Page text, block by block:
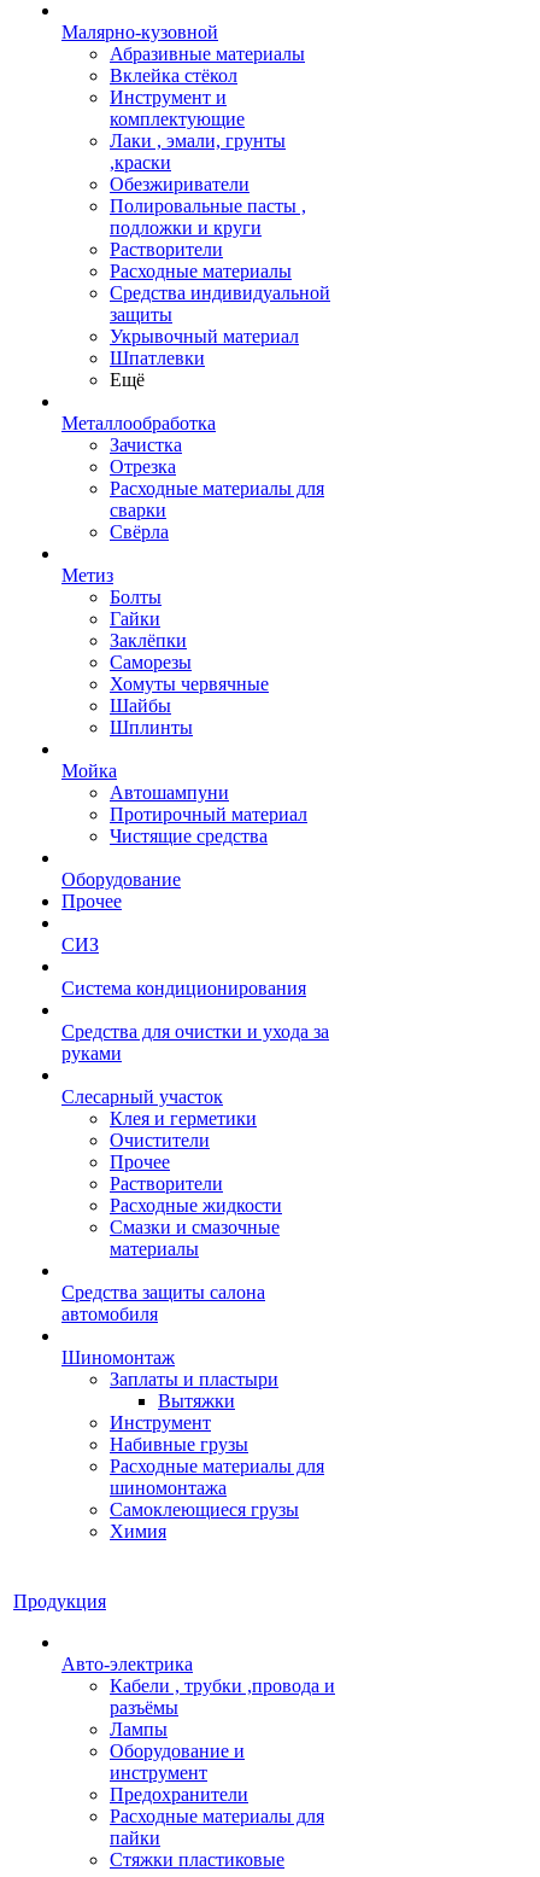
Малярно-кузовной
Абразивные материалы
Вклейка стёкол
Инструмент и
комплектующие
Лаки , эмали, грунты
,краски
Обезжириватели
Полировальные пасты ,
подложки и круги
Растворители
Расходные материалы
Средства индивидуальной
защиты
Укрывочный материал
Шпатлевки
Ещё
Металлообработка
Зачистка
Отрезка
Расходные материалы для
сварки
Свёрла
Метиз
Болты
Гайки
Заклёпки
Саморезы
Хомуты червячные
Шайбы
Шплинты
Мойка
Автошампуни
Протирочный материал
Чистящие средства
Оборудование
Прочее
СИЗ
Система кондиционирования
Средства для очистки и ухода за
руками
Слесарный участок
Клея и герметики
Очистители
Прочее
Растворители
Расходные жидкости
Смазки и смазочные
материалы
Средства защиты салона
автомобиля
Шиномонтаж
Заплаты и пластыри
Вытяжки
Инструмент
Набивные грузы
Расходные материалы для
шиномонтажа
Самоклеющиеся грузы
Химия
Продукция
Авто-электрика
Кабели , трубки ,провода и
разъёмы
Лампы
Оборудование и
инструмент
Предохранители
Расходные материалы для
пайки
Стяжки пластиковые